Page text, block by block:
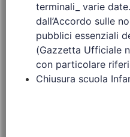
terminali_ varie
dall’Accordo sulle
pubblici essenziali
(Gazzetta Ufficiale
con particolare
Chiusura scuola